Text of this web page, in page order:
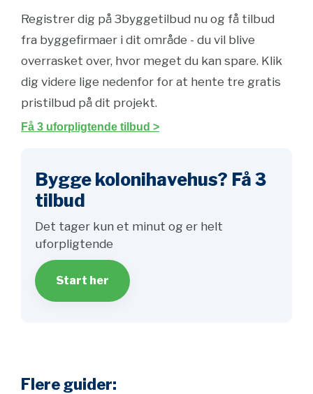
Registrer dig på 3byggetilbud nu og få tilbud
fra byggefirmaer i dit område - du vil blive
overrasket over, hvor meget du kan spare. Klik
dig videre lige nedenfor for at hente tre gratis
pristilbud på dit projekt.
Få 3 uforpligtende tilbud >
Bygge kolonihavehus? Få 3
tilbud
Det tager kun et minut og er helt
uforpligtende
Start her
Flere guider: